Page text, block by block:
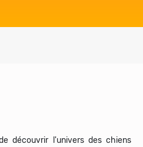
découvrir l'univers des chiens